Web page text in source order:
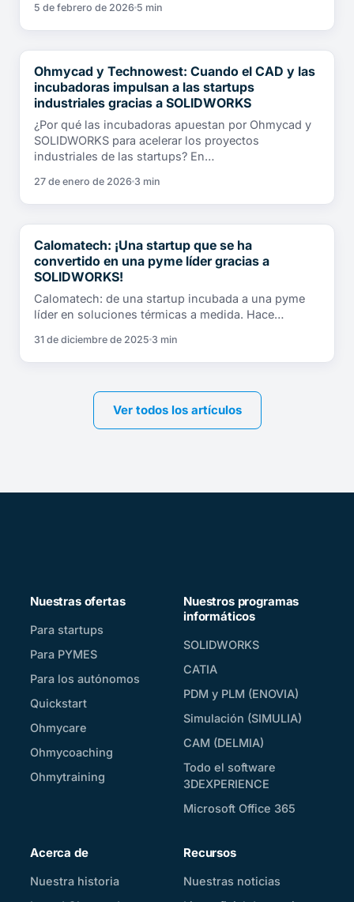
5 de febrero de 2026 5 min
TESTIMONIOS DE CLIENTES
Ohmycad y Technowest: Cuando el CAD y las
incubadoras impulsan a las startups
industriales gracias a SOLIDWORKS
¿Por qué las incubadoras apuestan por Ohmycad y
SOLIDWORKS para acelerar los proyectos
industriales de las startups? En…
27 de enero de 2026 3 min
TESTIMONIOS DE CLIENTES
Calomatech: ¡Una startup que se ha
convertido en una pyme líder gracias a
SOLIDWORKS!
Calomatech: de una startup incubada a una pyme
líder en soluciones térmicas a medida. Hace…
31 de diciembre de 2025 3 min
Ver todos los artículos
Nuestras ofertas
Para startups
Para PYMES
Para los autónomos
Quickstart
Ohmycare
Ohmycoaching
Ohmytraining
Nuestros programas
informáticos
SOLIDWORKS
CATIA
PDM y PLM (ENOVIA)
Simulación (SIMULIA)
CAM (DELMIA)
Todo el software
3DEXPERIENCE
Microsoft Office 365
Acerca de
Nuestra historia
Recursos
Nuestras noticias